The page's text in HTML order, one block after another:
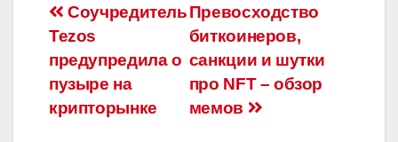
Навигация
по
записям
Превосходство
биткоинеров,
санкции и шутки
про NFT – обзор
мемов
Соучредитель
Tezos
предупредила о
пузыре на
крипторынке